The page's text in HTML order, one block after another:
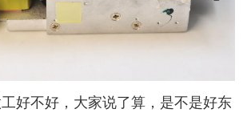
好不好，大家说了算，是不是好东